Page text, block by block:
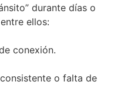
durante días o
ellos:
conexión.
o falta de